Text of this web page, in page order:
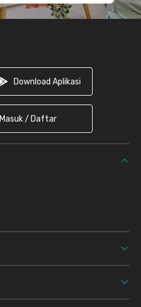
Download Aplikasi
Masuk / Daftar